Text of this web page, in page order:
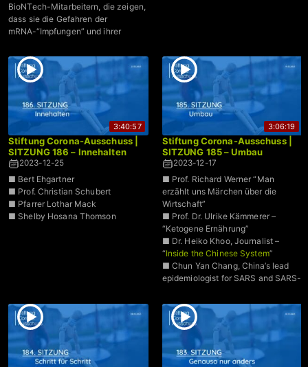
BioNTech-Mitarbeitern, die zeigen,
dass sie die Gefahren der
mRNA-“Impfungen” und ihrer
einschätzen konnten
3:40:57
Stiftung Corona-Ausschuss |
SITZUNG 186 – Innehalten
2023-12-25
■ Bert Ehgartner
■ Prof. Christian Schubert
■ Pfarrer Lothar Mack
■ Shelby Hosana Thomson
3:06:19
Stiftung Corona-Ausschuss |
SITZUNG 185 – Umbau
2023-12-17
■ Prof. Richard Werner “Man
erzählt uns Märchen über die
Wirtschaft”
■ Prof. Dr. Ulrike Kämmerer –
“Ketogene Ernährung”
■ Dr. Heiko Khoo, Journalist –
“Inside the Chinese System”
■ Chun Yan Chang, China’s lead
epidemiologist for SARS and SARS-